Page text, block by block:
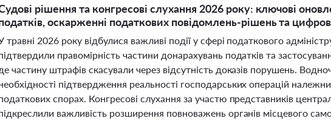
рішення та конгресові слухання 2026 року: ключові
оскарженні податкових повідомлень-рішень та
травні 2026 року відбулися важливі події у сфері податкового
правомірність частини донарахувань податків та
частину штрафів скасували через відсутність доказів порушень.
підтвердження реальності господарських операцій
спорах. Конгресові слухання за участю представників
важливість розширення повноважень органів місцевого